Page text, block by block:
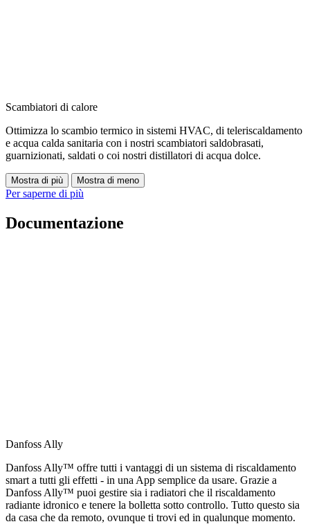
Scambiatori di calore
Ottimizza lo scambio termico in sistemi HVAC, di teleriscaldamento
e acqua calda sanitaria con i nostri scambiatori saldobrasati,
guarnizionati, saldati o coi nostri distillatori di acqua dolce.
Mostra di più Mostra di meno
Per saperne di più
Documentazione
Danfoss Ally
Danfoss Ally™ offre tutti i vantaggi di un sistema di riscaldamento
smart a tutti gli effetti - in una App semplice da usare. Grazie a
Danfoss Ally™ puoi gestire sia i radiatori che il riscaldamento
radiante idronico e tenere la bolletta sotto controllo. Tutto questo sia
da casa che da remoto, ovunque ti trovi ed in qualunque momento.